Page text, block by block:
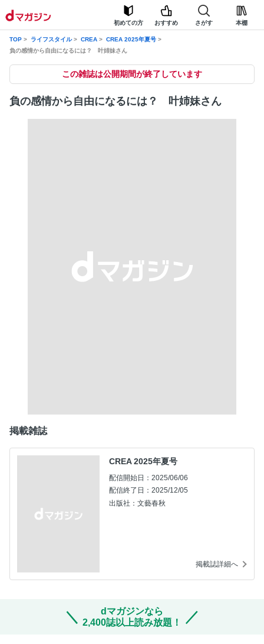
初めての方 おすすめ さがす 本棚
TOP ライフスタイル CREA
CREA 2025年夏号
負の感情から自由になるには？ 叶姉妹さん
この雑誌は公開期間が終了しています
負の感情から自由になるには？ 叶姉妹さん
掲載雑誌
CREA 2025年夏号
配信開始日：2025/06/06
配信終了日：2025/12/05
出版社：文藝春秋
掲載誌詳細へ
dマガジンなら
2,400誌以上読み放題！